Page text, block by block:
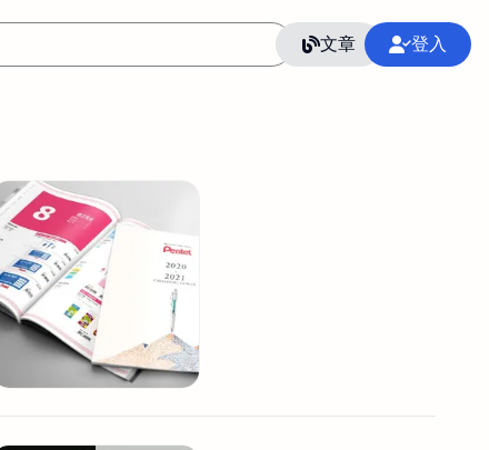
文章 登入
語言 整合行銷公關
CRM GoogleAnalytics
接案 照片後製修圖
醫學論文寫作投稿 Flutter
染 Solidworks
設計 動畫製作 服務項目